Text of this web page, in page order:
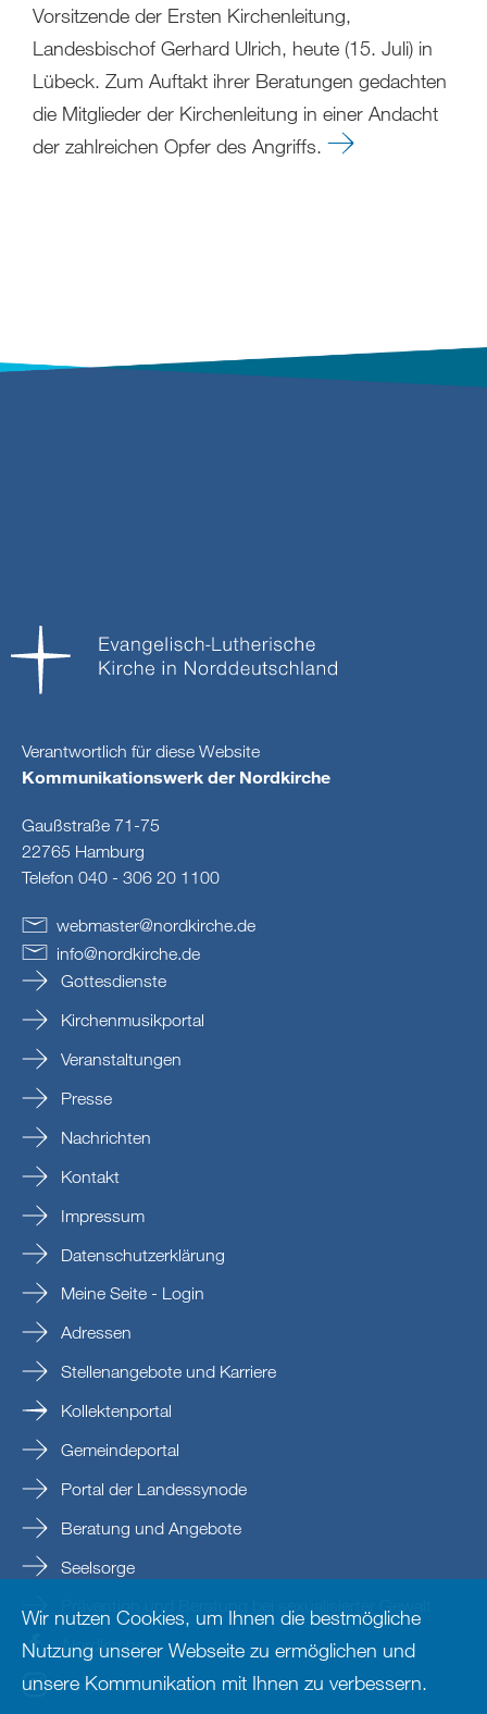
Vorsitzende der Ersten Kirchenleitung,
Landesbischof Gerhard Ulrich, heute (15. Juli) in
Lübeck. Zum Auftakt ihrer Beratungen gedachten
die Mitglieder der Kirchenleitung in einer Andacht
der zahlreichen Opfer des Angriffs.
Verantwortlich für diese Website
Kommunikationswerk der Nordkirche
Gaußstraße 71-75
22765 Hamburg
Telefon 040 - 306 20 1100
webmaster@nordkirche.de
info@nordkirche de
Gottesdienste
Kirchenmusikportal
Veranstaltungen
Presse
Nachrichten
Kontakt
Impressum
Datenschutzerklärung
Meine Seite - Login
Adressen
Stellenangebote und Karriere
Kollektenportal
Gemeindeportal
Portal der Landessynode
Beratung und Angebote
Seelsorge
Nordkirche
nordkirche
Wir nutzen Cookies, um Ihnen die bestmögliche
Nutzung unserer Webseite zu ermöglichen und
unsere Kommunikation mit Ihnen zu verbessern.